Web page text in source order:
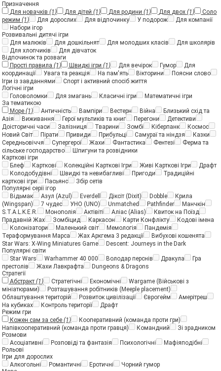
Призначення
Для новачків(1) Для дітей(1) Для родини(1) Для двох(1)
Соло
режим(1) Для дорослих Для відпочинку У подорож
Для компанії
Набори ігор
Розвивальні дитячі ігри
Для малюків
Для дошкільнят Для молодших класів
Для школярів
Для хлопчиків
Для дівчаток
Відпочинок та розваги
Прості правила(1) Швидкі ігри(1) Для вечірок Гумор
Для
координації
Увага та реакція На пам'ять Вікторини
Поясни слово
Ігри із завданнями
Спорт і активний спосіб життя
Логічні ігри
Головоломки
Для змагань Класичні ігри
Математичні ігри
За тематикою
Море(1) Античність Вампіри Вестерн Війна
Близький схід та
Азія
Виживання Герої мультиків та книг Перегони
Детективи
Доісторичні часи
Залізниця Тварини Зомбі Кіберпанк
Космос
Новий Світ
Пірати Привиди Прибульці Самураї та ніндзя
Казки
Середньовіччя
Супергерої Жахи Фантастика Фентезі
Ферма та
сільське господарство
Шпигуни та розвідники
Карткові ігри
Блеф
Карткові Колекційні Карткові Ігри Живі Карткові Ігри
Драфт
Колодобудівні
Швидкі та невибагливі Пригоди
Традиційні
карткові ігри
Пасьянс
Збір сетів
Популярні серії ігор
Відьмак
Азул (Azul) Everdell Діксіт (Dixit) Dobble
Крила
(Wingspan)
7 чудес УНО (UNO) Unmatched Pathfinder
Манчкін
S.T.A.L.K.E.R.
Монополія Актівіті Аліас (Alias)
Квиток на Поїзд
Прадавній Жах
Зомбіцид Каркасон Карти Конфлікту
Кодові імена
Колонізатори
Маленький світ Мемологія
Пандемія
Тераформування Марса
Жах Аркгема 3 редакції
Вибухові кошенята
Star Wars: X-Wing Miniatures Game
Descent: Journeys in the Dark
Популярні світи
Star Wars
Warhammer 40 000 Володар перснів Дракула
Гра
престолів
Жахи Лавкрафта
Dungeons & Dragons
Стратегії
Абстракт(1) Стратегічні Економічні
Wargame (Військові з
мініатюрами)
Розташування робітників (Meeple placement)
Облаштування територій
Розвиток цивілізації Єврогейм
Амерітреш
На кубиках
Контроль території
Драфт
Режим гри
Кожен сам за себе(1)
Кооперативний (команда проти гри)
Напівкооперативний (команда проти гравця)
Командний
Зі зрадником
Розмови
Асоціативні
Розповіді та фантазія Психологічні
Мафіяподібні
Рольові
Ігри для дорослих
Алкогольні
Романтичні Еротичні
Чорний гумор